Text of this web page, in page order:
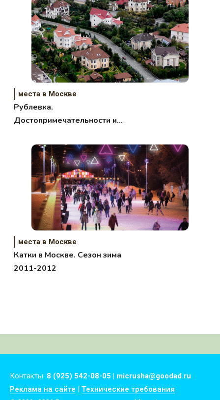
места в Москве
Рублевка.
Достопримечательности и
места в Москве
Катки в Москве. Сезон зима
2011-2012
Контакты: 8 (925) 542-08-05 | micrusha@goodad.ru
Реклама на сайте | Технические требования